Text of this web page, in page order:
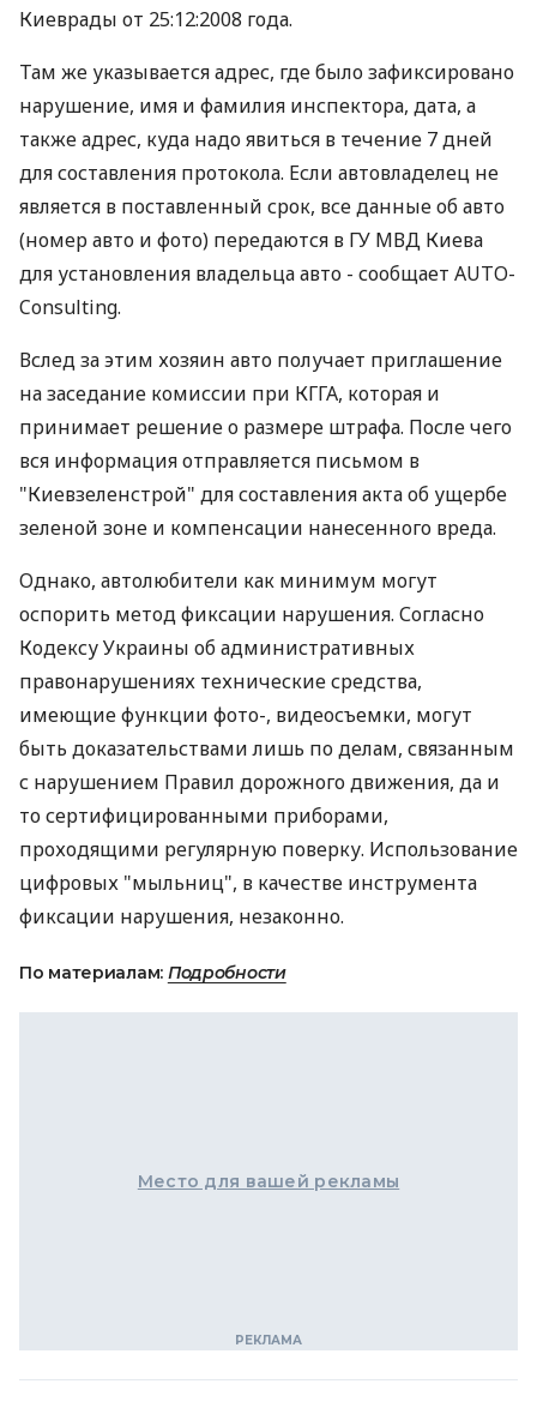
Киеврады от 25:12:2008 года.
Там же указывается адрес, где было зафиксировано
нарушение, имя и фамилия инспектора, дата, а
также адрес, куда надо явиться в течение 7 дней
для составления протокола. Если автовладелец не
является в поставленный срок, все данные об авто
(номер авто и фото) передаются в ГУ МВД Киева
для установления владельца авто - сообщает AUTO-
Consulting.
Вслед за этим хозяин авто получает приглашение
на заседание комиссии при КГГА, которая и
принимает решение о размере штрафа. После чего
вся информация отправляется письмом в
"Киевзеленстрой" для составления акта об ущербе
зеленой зоне и компенсации нанесенного вреда.
Однако, автолюбители как минимум могут
оспорить метод фиксации нарушения. Согласно
Кодексу Украины об административных
правонарушениях технические средства,
имеющие функции фото-, видеосъемки, могут
быть доказательствами лишь по делам, связанным
с нарушением Правил дорожного движения, да и
то сертифицированными приборами,
проходящими регулярную поверку. Использование
цифровых "мыльниц", в качестве инструмента
фиксации нарушения, незаконно.
По материалам: Подробности
Место для вашей рекламы